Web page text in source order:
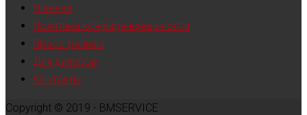
Главная
Политика конфиденциальности
Пресс-релизы
Для дилеров
Контакты
Copyright © 2019 - BMSERVICE